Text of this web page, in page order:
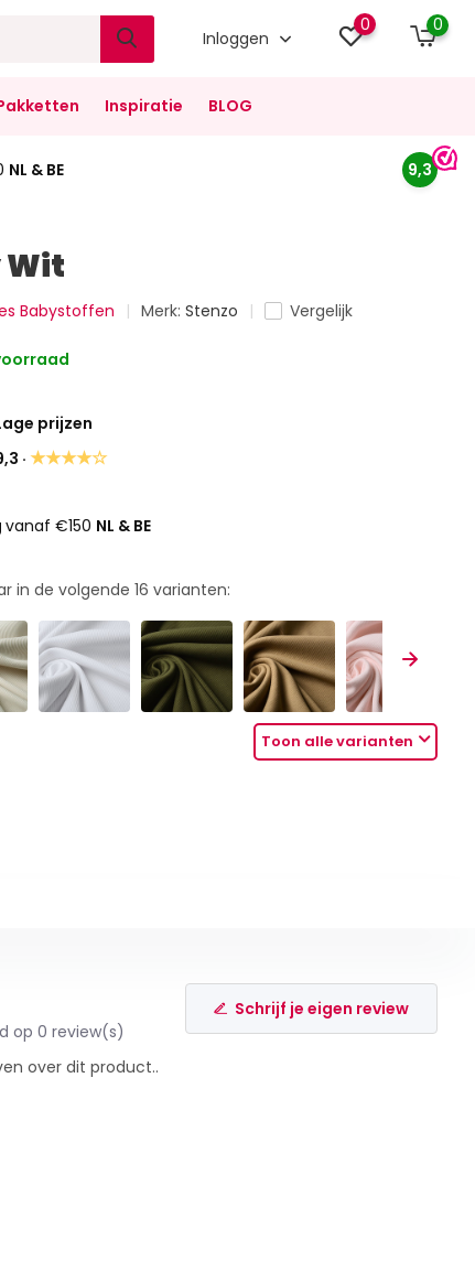
Inloggen
0 0
Inspiratie BLOG
NL & BE 9,3
Wit
Babystoffen Merk:Stenzo Vergelijk
prijzen
·★★★★☆
vanaf €150 NL & BE
in de volgende16 varianten:
Toon alle varianten
op 0 review(s)
Schrijf je eigen review
over dit product..